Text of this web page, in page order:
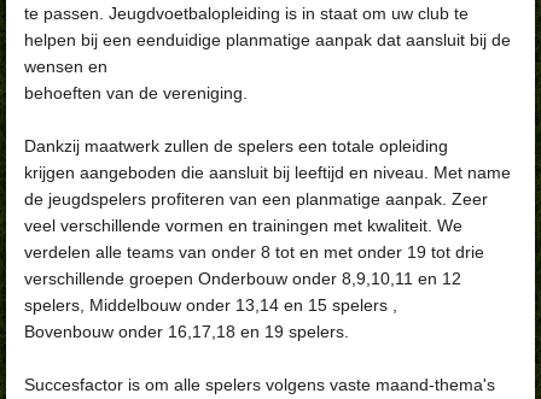
te passen. Jeugdvoetbalopleiding is in staat om uw club te
helpen bij een eenduidige planmatige aanpak dat aansluit bij de
wensen en
behoeften van de vereniging.
Dankzij maatwerk zullen de spelers een totale opleiding
krijgen aangeboden die aansluit bij leeftijd en niveau. Met name
de jeugdspelers profiteren van een planmatige aanpak. Zeer
veel verschillende vormen en trainingen met kwaliteit. We
verdelen alle teams van onder 8 tot en met onder 19 tot drie
verschillende groepen Onderbouw onder 8,9,10,11 en 12
spelers, Middelbouw onder 13,14 en 15 spelers ,
Bovenbouw onder 16,17,18 en 19 spelers.
Succesfactor is om alle spelers volgens vaste maand-thema's